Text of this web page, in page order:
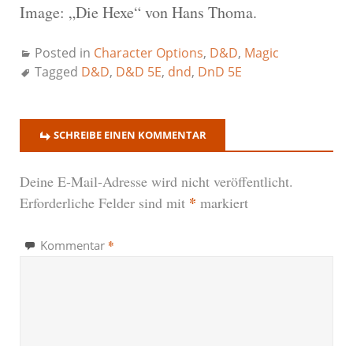
Image: „Die Hexe“ von Hans Thoma.
Posted in Character Options, D&D, Magic
Tagged D&D, D&D 5E, dnd, DnD 5E
SCHREIBE EINEN KOMMENTAR
Deine E-Mail-Adresse wird nicht veröffentlicht.
Erforderliche Felder sind mit * markiert
Kommentar *